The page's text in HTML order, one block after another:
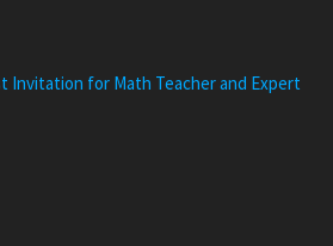
Invitation for Math Teacher and Expert